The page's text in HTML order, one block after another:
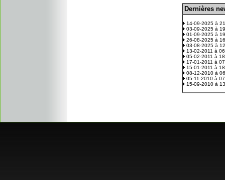
Dernières
14-09-2025 à
03-09-2025 à
01-09-2025 à
26-08-2025 à
03-08-2025 à
13-02-2011 à
05-02-2011 à
17-01-2011 à
15-01-2011 à
08-12-2010 à
05-11-2010 à
15-09-2010 à